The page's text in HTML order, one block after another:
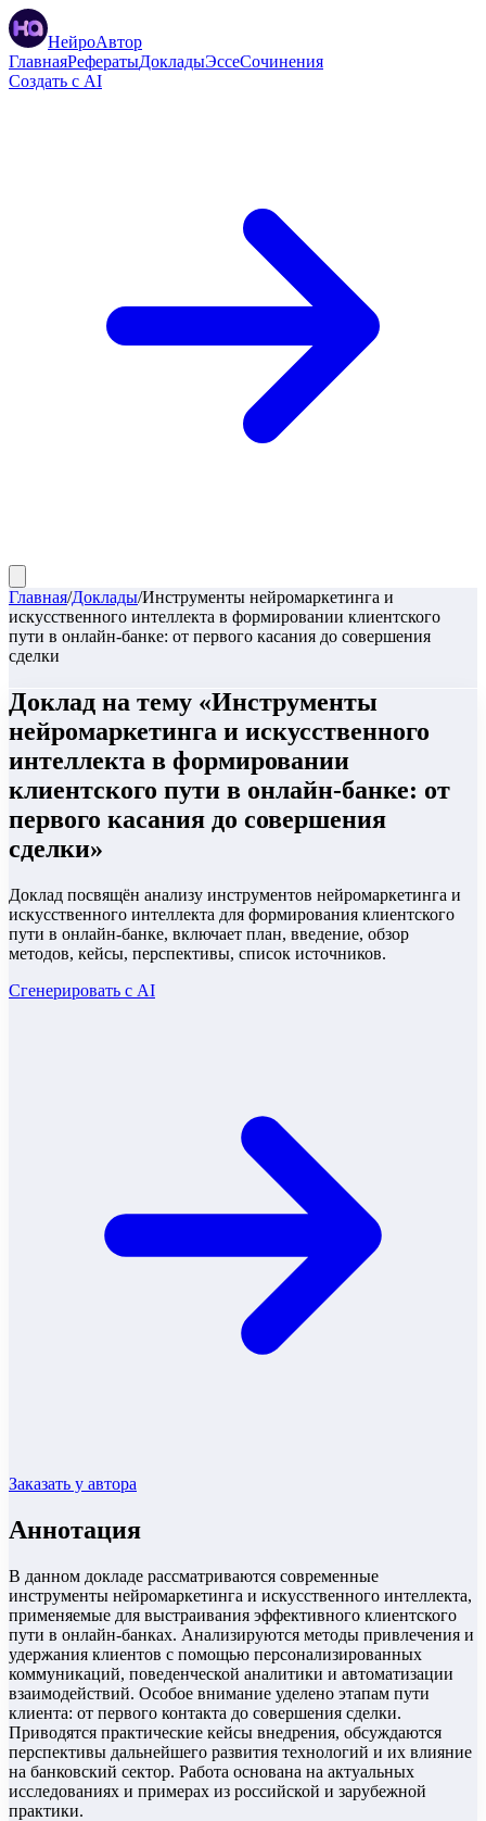
НейроАвтор
ГлавнаяРефератыДокладыЭссеСочинения
Создать с AI
Главная/Доклады/Инструменты нейромаркетинга и
искусственного интеллекта в формировании клиентского
пути в онлайн-банке: от первого касания до совершения
сделки
Доклад на тему «Инструменты
нейромаркетинга и искусственного
интеллекта в формировании
клиентского пути в онлайн-банке: от
первого касания до совершения
сделки»
Доклад посвящён анализу инструментов нейромаркетинга и
искусственного интеллекта для формирования клиентского
пути в онлайн-банке, включает план, введение, обзор
методов, кейсы, перспективы, список источников.
Сгенерировать с AI
Заказать у автора
Аннотация
В данном докладе рассматриваются современные
инструменты нейромаркетинга и искусственного интеллекта,
применяемые для выстраивания эффективного клиентского
пути в онлайн-банках. Анализируются методы привлечения и
удержания клиентов с помощью персонализированных
коммуникаций, поведенческой аналитики и автоматизации
взаимодействий. Особое внимание уделено этапам пути
клиента: от первого контакта до совершения сделки.
Приводятся практические кейсы внедрения, обсуждаются
перспективы дальнейшего развития технологий и их влияние
на банковский сектор. Работа основана на актуальных
исследованиях и примерах из российской и зарубежной
практики.